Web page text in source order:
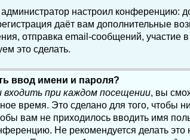
администратор настроил конференцию:
даёт вам дополнительные
отправка email-сообщений, участие в
это сделать.
ввод имени и пароля?
при каждом посещении, вы
время. Это сделано для того, чтобы
вам не приходилось вводить имя
Не рекомендуется делать